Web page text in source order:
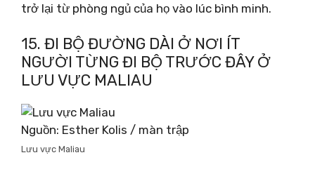
trở lại từ phòng ngủ của họ vào lúc bình minh.
15. ĐI BỘ ĐƯỜNG DÀI Ở NƠI ÍT
NGƯỜI TỪNG ĐI BỘ TRƯỚC ĐÂY Ở
LƯU VỰC MALIAU
Nguồn: Esther Kolis / màn trập
Lưu vực Maliau